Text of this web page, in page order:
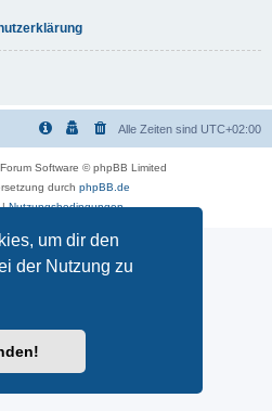
um dir den
der Nutzung zu
Alle Zeiten sind UTC+02:00
Software © phpBB Limited
durch phpBB.de
Nutzungsbedingungen